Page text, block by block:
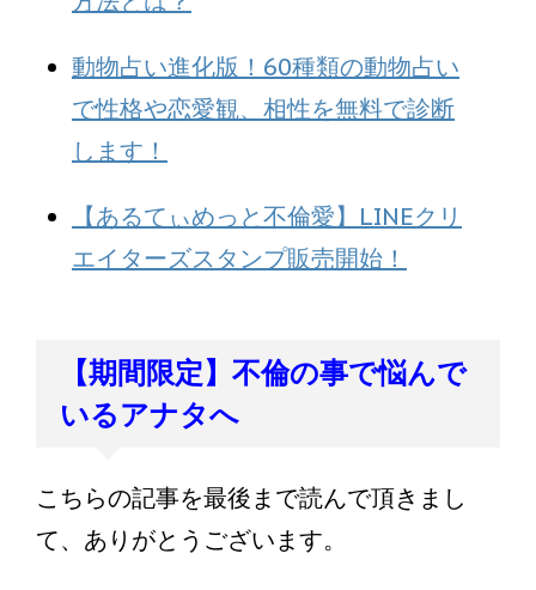
動物占い進化版！60種類の動物占い
で性格や恋愛観、相性を無料で診断
します！
【あるてぃめっと不倫愛】LINEクリ
エイターズスタンプ販売開始！
【期間限定】不倫の事で悩んで
いるアナタへ
こちらの記事を最後まで読んで頂きまし
て、ありがとうございます。